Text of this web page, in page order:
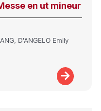
en ut mineur
D'ANGELO Emily